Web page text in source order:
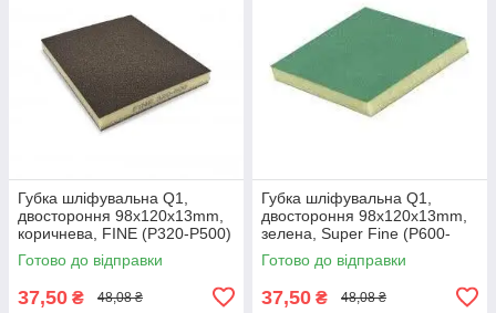
Губка шліфувальна Q1,
двостороння 98x120x13mm,
коричнева, FINE (Р320-P500)
Готово до відправки
37,50 ₴ 48,08 ₴
Губка шліфувальна Q1,
двостороння 98x120x13mm,
зелена, Super Fine (Р600-
1000)
Готово до відправки
37,50 ₴ 48,08 ₴